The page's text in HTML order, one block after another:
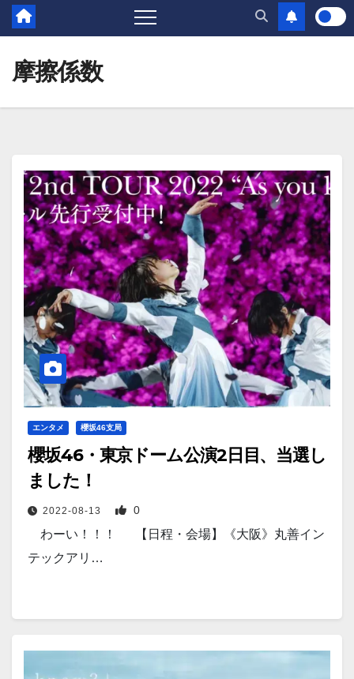
摩擦係数
エンタメ 櫻坂46支局
櫻坂46・東京ドーム公演2日目、当選し
ました！
2022-08-13 0
わーい！！！ 【日程・会場】《大阪》丸善イン
テックアリ…